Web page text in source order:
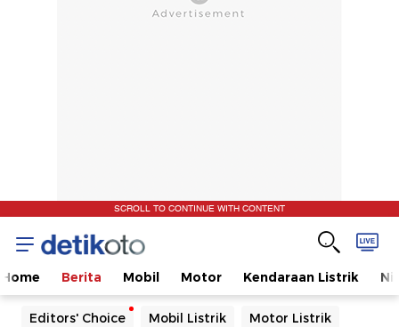
SCROLL TO CONTINUE WITH CONTENT
Home Berita Mobil Motor Kendaraan Listrik
Editors' Choice Mobil Listrik Motor Listrik